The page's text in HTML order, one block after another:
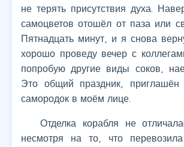
не терять присутствия духа.
самоцветов отошёл от паза или
Пятнадцать минут, и я снова
хорошо проведу вечер с
попробую другие виды соков,
Это общий праздник,
самородок в моём лице.
Отделка корабля не
несмотря на то, что